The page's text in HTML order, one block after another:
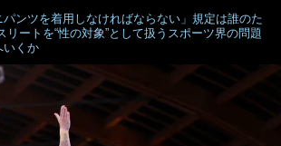
パンツを着用しなければならない」規定は誰のた
リートを“性の対象”として扱うスポーツ界の問題
いくか